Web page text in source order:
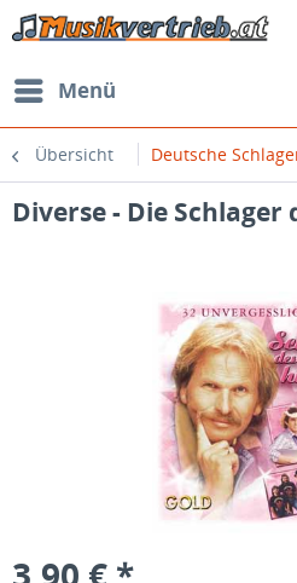
Menü
Übersicht Deutsche
Diverse - Die